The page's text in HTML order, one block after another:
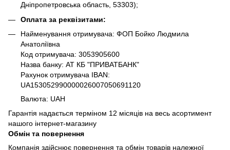
Дніпропетровська область, 53303);
Оплата за реквізитами:
Найменування отримувача: ФОП Бойко Людмила
Анатоліївна
Код отримувача: 3053905600
Назва банку: АТ КБ "ПРИВАТБАНК"
Рахунок отримувача IBAN:
UA153052990000026007050691120
Валюта: UAH
Гарантія надається терміном 12 місяців на весь асортимент
нашого інтернет-магазину
Обмін та повернення
Компанія здійснює повернення та обмін товарів належної